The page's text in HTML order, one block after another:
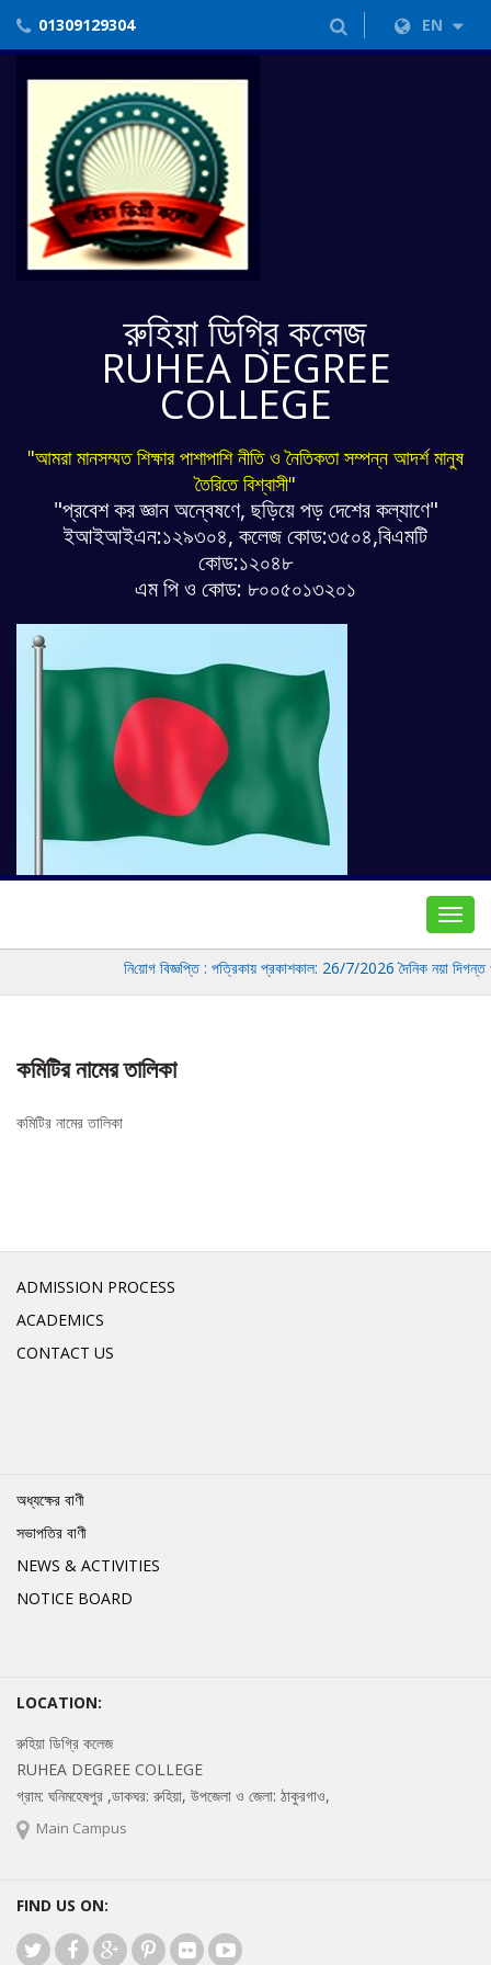
01309129304 EN
রুহিয়া ডিগ্রি কলেজ
RUHEA DEGREE
COLLEGE
"আমরা মানসম্মত শিক্ষার পাশাপাশি নীতি ও নৈতিকতা সম্পন্ন আদর্শ মানুষ
তৈরিতে বিশ্বাসী"
"প্রবেশ কর জ্ঞান অন্বেষণে, ছড়িয়ে পড় দেশের কল্যাণে"
ইআইআইএন:১২৯৩০৪, কলেজ কোড:৩৫০৪,বিএমটি
কোড:১২০৪৮
এম পি ও কোড: ৮০০৫০১৩২০১
নি‌য়োগ বিজ্ঞপ্তি : প‌ত্রিকায় প্রকাশকাল: 26/7/2026 দৈ‌নিক নয়া দিগন্ত ও
কমিটির নামের তালিকা
কমিটির নামের তালিকা
ADMISSION PROCESS
ACADEMICS
CONTACT US
অধ্যক্ষের বাণী
সভাপতির বাণী
NEWS & ACTIVITIES
NOTICE BOARD
LOCATION:
রুহিয়া ডিগ্রি কলেজ
RUHEA DEGREE COLLEGE
গ্রাম: ঘনিমহেষপুর ,ডাকঘর: রুহিয়া, উপজেলা ও জেলা: ঠাকুরগাও,
Main Campus
FIND US ON: